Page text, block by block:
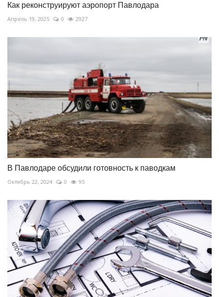
Как реконструируют аэропорт Павлодара
Апрель 19, 2025 0 2927
В Павлодаре обсудили готовность к паводкам
Октябрь 22, 2024 0 95